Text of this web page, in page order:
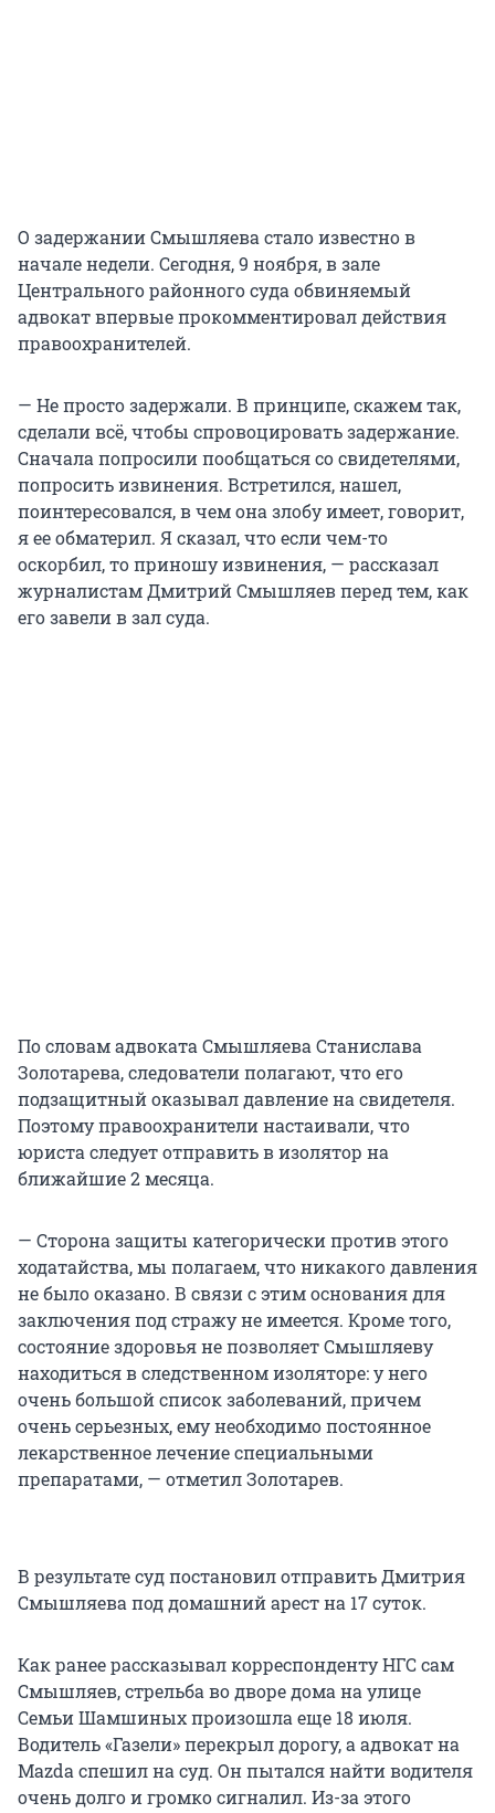
О задержании Смышляева стало известно в
начале недели. Сегодня, 9 ноября, в зале
Центрального районного суда обвиняемый
адвокат впервые прокомментировал действия
правоохранителей.
— Не просто задержали. В принципе, скажем так,
сделали всё, чтобы спровоцировать задержание.
Сначала попросили пообщаться со свидетелями,
попросить извинения. Встретился, нашел,
поинтересовался, в чем она злобу имеет, говорит,
я ее обматерил. Я сказал, что если чем-то
оскорбил, то приношу извинения, — рассказал
журналистам Дмитрий Смышляев перед тем, как
его завели в зал суда.
По словам адвоката Смышляева Станислава
Золотарева, следователи полагают, что его
подзащитный оказывал давление на свидетеля.
Поэтому правоохранители настаивали, что
юриста следует отправить в изолятор на
ближайшие 2 месяца.
— Сторона защиты категорически против этого
ходатайства, мы полагаем, что никакого давления
не было оказано. В связи с этим основания для
заключения под стражу не имеется. Кроме того,
состояние здоровья не позволяет Смышляеву
находиться в следственном изоляторе: у него
очень большой список заболеваний, причем
очень серьезных, ему необходимо постоянное
лекарственное лечение специальными
препаратами, — отметил Золотарев.
В результате суд постановил отправить Дмитрия
Смышляева под домашний арест на 17 суток.
Как ранее рассказывал корреспонденту НГС сам
Смышляев, стрельба во дворе дома на улице
Семьи Шамшиных произошла еще 18 июля.
Водитель «Газели» перекрыл дорогу, а адвокат на
Mazda спешил на суд. Он пытался найти водителя
очень долго и громко сигналил. Из-за этого